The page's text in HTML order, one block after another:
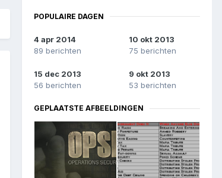
POPULAIRE DAGEN
4 apr 2014
89 berichten
10 okt 2013
75 berichten
15 dec 2013
56 berichten
9 okt 2013
53 berichten
GEPLAATSTE AFBEELDINGEN